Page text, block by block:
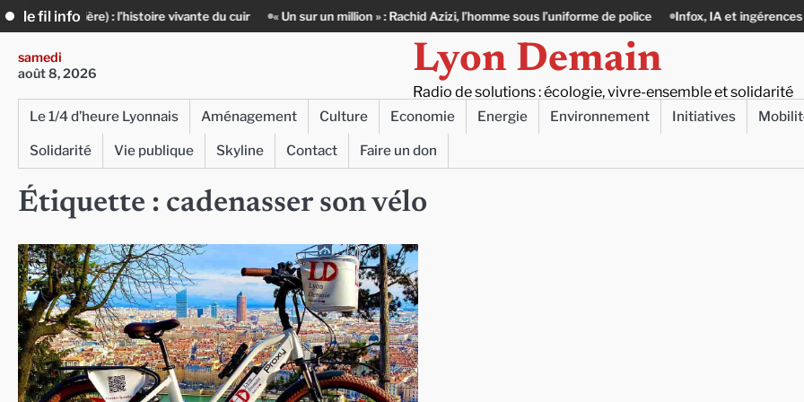
Skip
to
content
le fil info
: l’histoire vivante du cuir « Un sur un million » : Rachid Azizi, l’homme sous l’uniforme de police Infox, IA et ingérences : le
samedi
août 8, 2026
Lyon Demain
Radio de solutions : écologie, vivre-ensemble et solidarité
Le 1/4 d’heure Lyonnais Aménagement Culture Economie Energie Environnement Initiatives
Solidarité
Vie publique Skyline Contact Faire un don
Étiquette : cadenasser son vélo